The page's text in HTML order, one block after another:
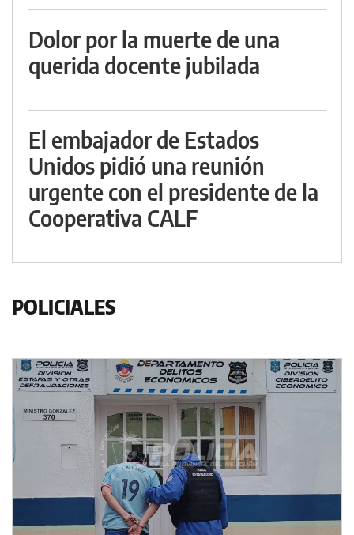
Dolor por la muerte de una
querida docente jubilada
El embajador de Estados
Unidos pidió una reunión
urgente con el presidente de la
Cooperativa CALF
POLICIALES